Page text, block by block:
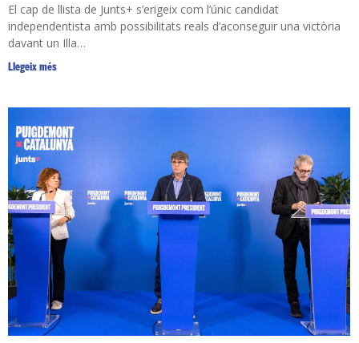
El cap de llista de Junts+ s’erigeix com l’únic candidat
independentista amb possibilitats reals d’aconseguir una victòria
davant un Illa…
Llegeix més